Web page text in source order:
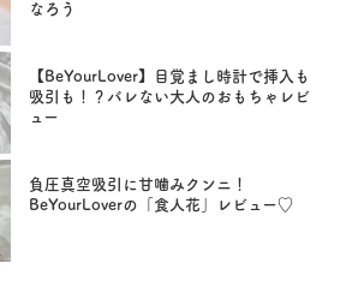
なろう
【BeYourLover】目覚まし時計で挿入も
吸引も！？バレない大人のおもちゃレビ
ュー
負圧真空吸引に甘噛みクンニ！
BeYourLoverの「食人花」レビュー♡